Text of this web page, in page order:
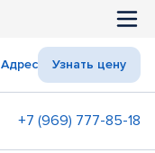
Адрес Узнать цену
+7 (969) 777-85-18